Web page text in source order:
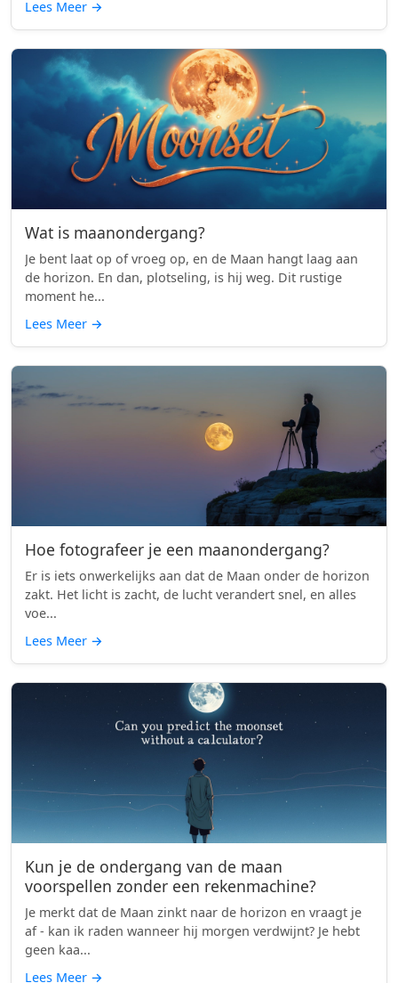
Lees Meer →
Wat is maanondergang?
Je bent laat op of vroeg op, en de Maan hangt laag aan
de horizon. En dan, plotseling, is hij weg. Dit rustige
moment he...
Lees Meer →
Hoe fotografeer je een maanondergang?
Er is iets onwerkelijks aan dat de Maan onder de horizon
zakt. Het licht is zacht, de lucht verandert snel, en alles
voe...
Lees Meer →
Kun je de ondergang van de maan
voorspellen zonder een rekenmachine?
Je merkt dat de Maan zinkt naar de horizon en vraagt je
af - kan ik raden wanneer hij morgen verdwijnt? Je hebt
geen kaa...
Lees Meer →